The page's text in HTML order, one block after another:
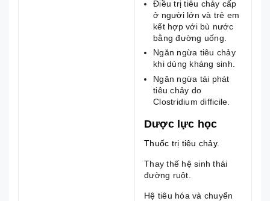
Điều trị tiêu chảy cấp
ở người lớn và trẻ em
kết hợp với bù nước
bằng đường uống.
Ngăn ngừa tiêu chảy
khi dùng kháng sinh.
Ngăn ngừa tái phát
tiêu chảy do
Clostridium difficile.
Dược lực học
Thuốc trị tiêu chảy.
Thay thế hệ sinh thái
đường ruột.
Hệ tiêu hóa và chuyển